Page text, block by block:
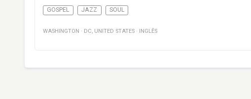
GOSPEL JAZZ SOUL
WASHINGTON · DC, UNITED STATES · INGLÊS